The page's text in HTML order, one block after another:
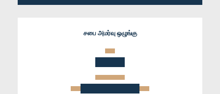
சபை அமர்வு ஒழுங்கு